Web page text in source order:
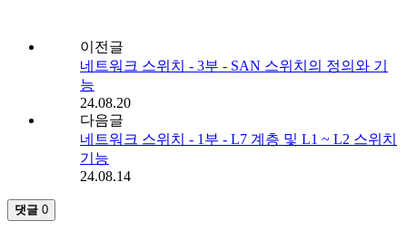
이전글
네트워크 스위치 - 3부 - SAN 스위치의 정의와 기
능
24.08.20
다음글
네트워크 스위치 - 1부 - L7 계층 및 L1 ~ L2 스위치
기능
24.08.14
댓글 0